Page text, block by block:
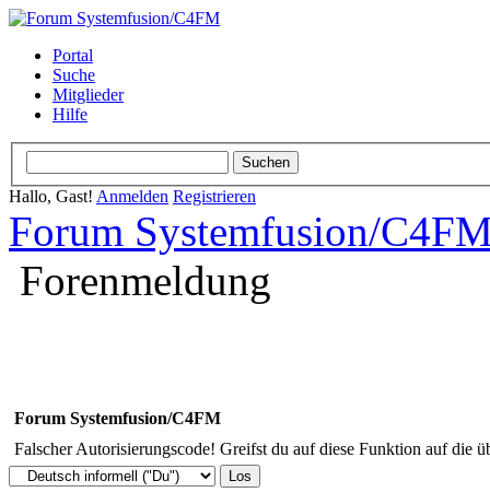
Portal
Suche
Mitglieder
Hilfe
Hallo, Gast! Anmelden Registrieren
Forum Systemfusion/
Forenmeldung
Forum Systemfusion/C4FM
Falscher Autorisierungscode! Greifst du auf diese Funktion auf die